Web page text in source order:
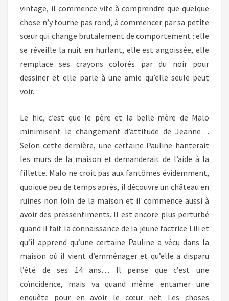
vintage, il commence vite à comprendre que quelque
chose n’y tourne pas rond, à commencer par sa petite
sœur qui change brutalement de comportement : elle
se réveille la nuit en hurlant, elle est angoissée, elle
remplace ses crayons colorés par du noir pour
dessiner et elle parle à une amie qu’elle seule peut
voir.
Le hic, c’est que le père et la belle-mère de Malo
minimisent le changement d’attitude de Jeanne…
Selon cette dernière, une certaine Pauline hanterait
les murs de la maison et demanderait de l’aide à la
fillette. Malo ne croit pas aux fantômes évidemment,
quoique peu de temps après, il découvre un château en
ruines non loin de la maison et il commence aussi à
avoir des pressentiments. Il est encore plus perturbé
quand il fait la connaissance de la jeune factrice Lili et
qu’il apprend qu’une certaine Pauline a vécu dans la
maison où il vient d’emménager et qu’elle a disparu
l’été de ses 14 ans… Il pense que c’est une
coïncidence, mais va quand même entamer une
enquête pour en avoir le cœur net. Les choses